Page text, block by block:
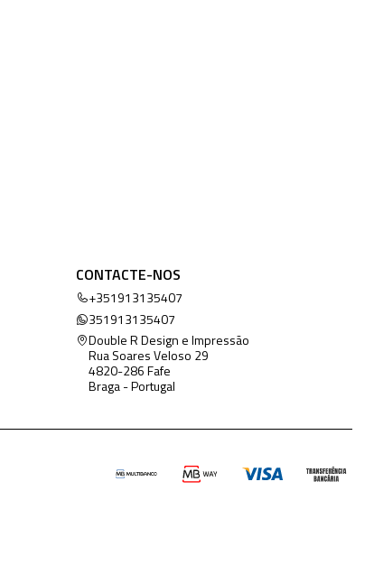
CONTACTE-NOS
+351913135407
351913135407
Double R Design e Impressão
Rua Soares Veloso 29
4820-286 Fafe
Braga - Portugal